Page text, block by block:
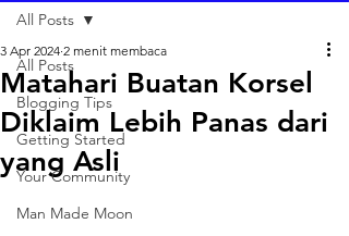
All Posts
Blogging Tips
Getting Started
Your Community
Man Made Moon
All Posts
Matahari Buatan Korsel
Diklaim Lebih Panas dari
yang Asli
3 Apr 2024 2 menit membaca